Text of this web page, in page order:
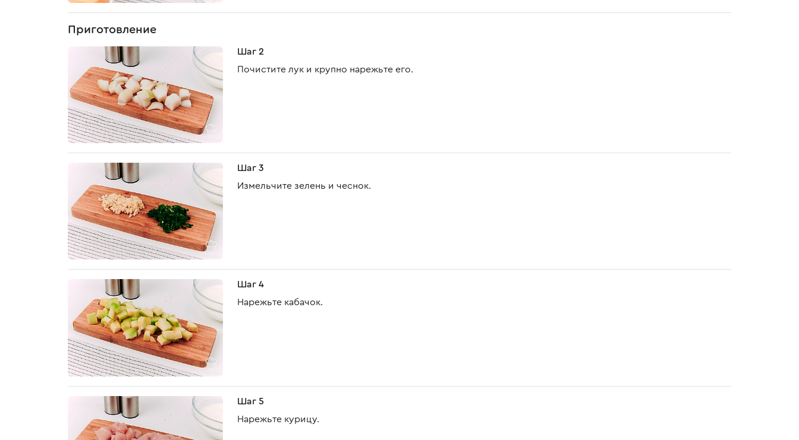
Приготовление
Шаг 2
Почистите лук и крупно нарежьте его.
Шаг 3
Измельчите зелень и чеснок.
Шаг 4
Нарежьте кабачок.
Шаг 5
Нарежьте курицу.